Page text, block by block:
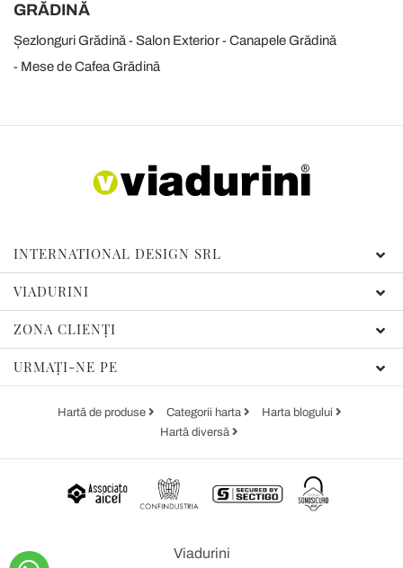
GRĂDINĂ
Șezlonguri Grădină Salon Exterior
Canapele Grădină
Mese de Cafea Grădină
INTERNATIONAL DESIGN SRL
VIADURINI
ZONA CLIENȚI
URMAȚI-NE PE
Hartă de produse Categorii harta
Harta blogului
Hartă diversă
Viadurini